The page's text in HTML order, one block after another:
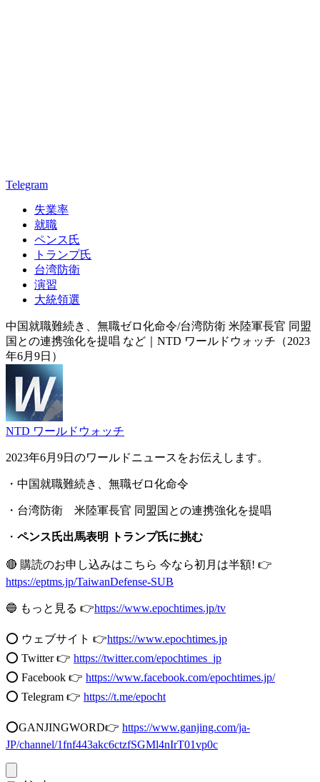
Telegram
失業率
就職
ペンス氏
トランプ氏
台湾防衛
演習
大統領選
中国就職難続き、無職ゼロ化命令/台湾防衛 米陸軍長官 同盟
国との連携強化を提唱 など｜NTD ワールドウォッチ（2023
年6月9日）
NTD ワールドウォッチ
2023年6月9日のワールドニュースをお伝えします。
・中国就職難続き、無職ゼロ化命令
・台湾防衛 米陸軍長官 同盟国との連携強化を提唱
・ ペンス氏出馬表明 トランプ氏に挑む
🔴 購読のお申し込みはこちら 今なら初月は半額! 👉
https://eptms.jp/TaiwanDefense-SUB
🔵 もっと見る 👉https://www.epochtimes.jp/tv
⭕️ ウェブサイト 👉https://www.epochtimes.jp​​
⭕️ Twitter 👉 https://twitter.com/epochtimes_jp
⭕️ Facebook 👉 https://www.facebook.com/epochtimes.jp/
⭕️ Telegram 👉 https://t.me/epocht
⭕️GANJINGWORD👉 https://www.ganjing.com/ja-
JP/channel/1fnf443akc6ctzfSGMl4nIrT01vp0c